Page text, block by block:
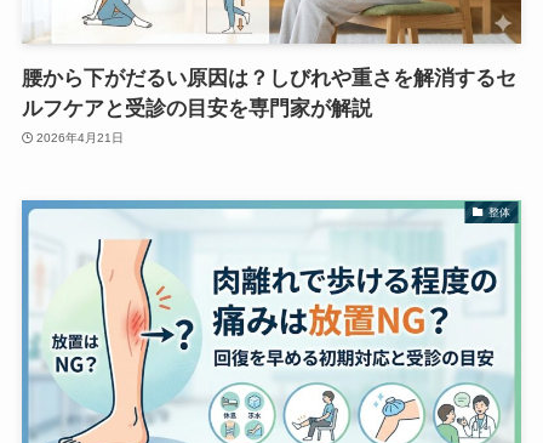
腰から下がだるい原因は？しびれや重さを解消するセ
ルフケアと受診の目安を専門家が解説
2026年4月21日
整体